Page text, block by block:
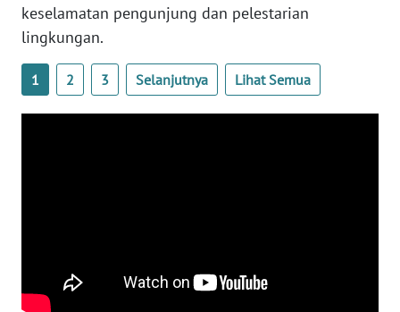
keselamatan pengunjung dan pelestarian
lingkungan.
1 2 3 Selanjutnya Lihat Semua
WN
SUMBAR
WN
JATENG